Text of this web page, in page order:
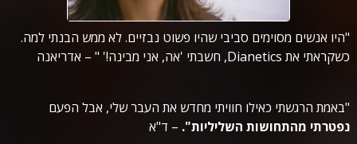
"היו אנשים מסוימים סביבי שהיו פשוט נבזיים. לא ממש הבנתי למה.
כשקראתי את Dianetics, חשבתי 'אה, אני מבינה!' "
– אדריאנה
"באמת הרגשתי כאילו חוויתי מחדש את העבר שלי, אבל הפעם
נפטרתי מהתחושות השליליות". – ד"א